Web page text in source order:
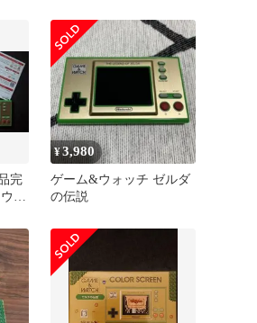
完
オ
¥3,980
ゲーム&ウォッチ ゼルダ
の伝説